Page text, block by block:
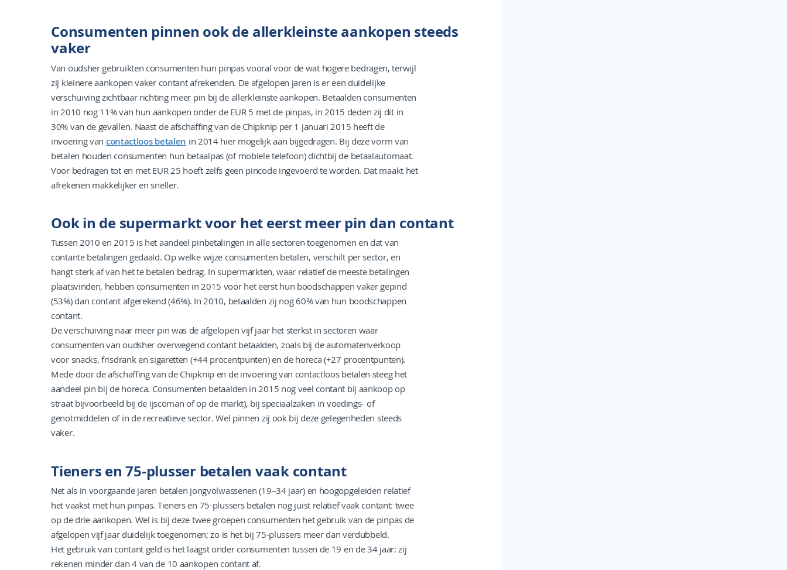
Consumenten pinnen ook de allerkleinste aankopen steeds
vaker
Van oudsher gebruikten consumenten hun pinpas vooral voor de wat hogere bedragen, terwijl
zij kleinere aankopen vaker contant afrekenden. De afgelopen jaren is er een duidelijke
verschuiving zichtbaar richting meer pin bij de allerkleinste aankopen. Betaalden consumenten
in 2010 nog 11% van hun aankopen onder de EUR 5 met de pinpas, in 2015 deden zij dit in
30% van de gevallen. Naast de afschaffing van de Chipknip per 1 januari 2015 heeft de
invoering van contactloos betalen in 2014 hier mogelijk aan bijgedragen. Bij deze vorm van
betalen houden consumenten hun betaalpas (of mobiele telefoon) dichtbij de betaalautomaat.
Voor bedragen tot en met EUR 25 hoeft zelfs geen pincode ingevoerd te worden. Dat maakt het
afrekenen makkelijker en sneller.
Ook in de supermarkt voor het eerst meer pin dan contant
Tussen 2010 en 2015 is het aandeel pinbetalingen in alle sectoren toegenomen en dat van
contante betalingen gedaald. Op welke wijze consumenten betalen, verschilt per sector, en
hangt sterk af van het te betalen bedrag. In supermarkten, waar relatief de meeste betalingen
plaatsvinden, hebben consumenten in 2015 voor het eerst hun boodschappen vaker gepind
(53%) dan contant afgerekend (46%). In 2010, betaalden zij nog 60% van hun boodschappen
contant.
De verschuiving naar meer pin was de afgelopen vijf jaar het sterkst in sectoren waar
consumenten van oudsher overwegend contant betaalden, zoals bij de automatenverkoop
voor snacks, frisdrank en sigaretten (+44 procentpunten) en de horeca (+27 procentpunten).
Mede door de afschaffing van de Chipknip en de invoering van contactloos betalen steeg het
aandeel pin bij de horeca. Consumenten betaalden in 2015 nog veel contant bij aankoop op
straat bijvoorbeeld bij de ijscoman of op de markt), bij speciaalzaken in voedings- of
genotmiddelen of in de recreatieve sector. Wel pinnen zij ook bij deze gelegenheden steeds
vaker.
Tieners en 75-plusser betalen vaak contant
Net als in voorgaande jaren betalen jongvolwassenen (19–34 jaar) en hoogopgeleiden relatief
het vaakst met hun pinpas. Tieners en 75-plussers betalen nog juist relatief vaak contant: twee
op de drie aankopen. Wel is bij deze twee groepen consumenten het gebruik van de pinpas de
afgelopen vijf jaar duidelijk toegenomen; zo is het bij 75-plussers meer dan verdubbeld.
Het gebruik van contant geld is het laagst onder consumenten tussen de 19 en de 34 jaar: zij
rekenen minder dan 4 van de 10 aankopen contant af.